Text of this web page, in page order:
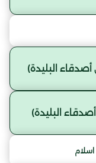
البليدة)
البليدة)